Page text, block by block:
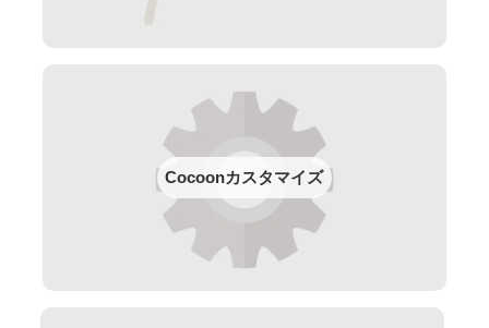
Cocoonカスタマイズ